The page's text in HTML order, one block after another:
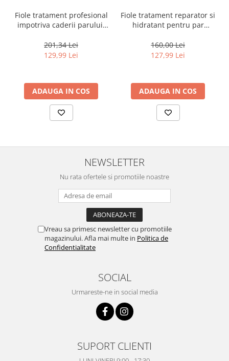
Fiole tratament profesional
impotriva caderii parului,
treonina, Farmavita
Amethyste Stimulate, 12 x 8
201,34 Lei
129,99 Lei
ADAUGA IN COS
Fiole tratament reparator si
hidratant pentru par
Integrity & Strength
Repairing Hair Lotion, 8 x 10
160,00 Lei
127,99 Lei
ADAUGA IN COS
NEWSLETTER
Nu rata ofertele si promotiile noastre
Vreau sa primesc newsletter cu promotiile
magazinului. Afla mai multe in Politica de
Confidentialitate
SOCIAL
Urmareste-ne in social media
SUPORT CLIENTI